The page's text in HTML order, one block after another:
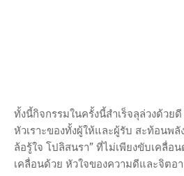
ทั้งนี้กิจกรรมในครั้งนี้สำเร็จลุล่วงด้วย
หัวเราะของทั้งผู้ให้และผู้รับ สะท้อนพลั
ล้อรู้ใจ โปลิสนรา” ที่ไม่เพียงขับเคลื่อ
เคลื่อนด้วย หัวใจของความดีและจิตอ